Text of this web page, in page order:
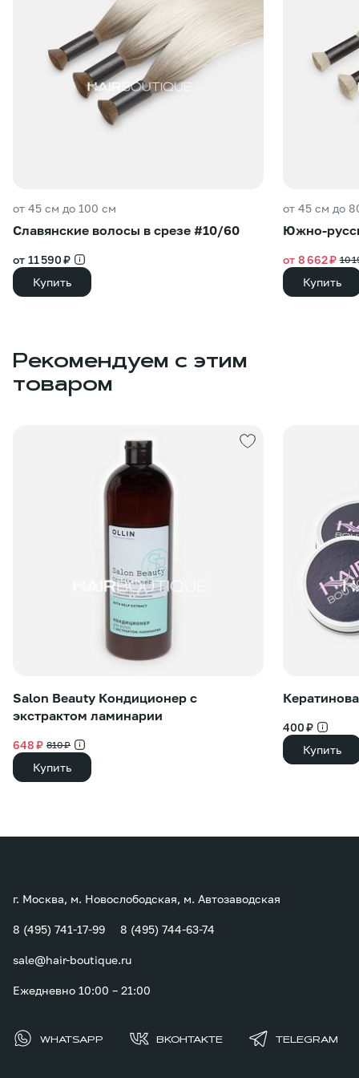
от 45 см до 100 см
Славянские волосы в срезе #10/60
от 11 590 ₽
Купить
от 45 см до
Южно-
от 8 662 ₽ 10
Купить
Рекомендуем с этим
товаром
Salon Beauty Кондиционер с
экстрактом ламинарии
648 ₽ 810 ₽
Купить
400 ₽
Купить
г. Москва, м. Новослободская, м. Автозаводская
8 (495) 741-17-99 8 (495) 744-63-74
sale@hair-boutique.ru
Ежедневно 10:00 – 21:00
WHATSAPP ВКОНТАКТЕ TELEGRAM